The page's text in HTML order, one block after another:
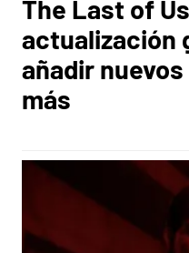
The Last of
actualización
añadir
más